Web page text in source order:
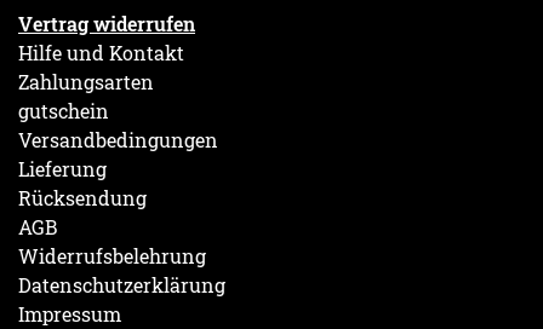
Vertrag widerrufen
Hilfe und Kontakt
Zahlungsarten
gutschein
Versandbedingungen
Lieferung
Rücksendung
AGB
Widerrufsbelehrung
Datenschutzerklärung
Impressum